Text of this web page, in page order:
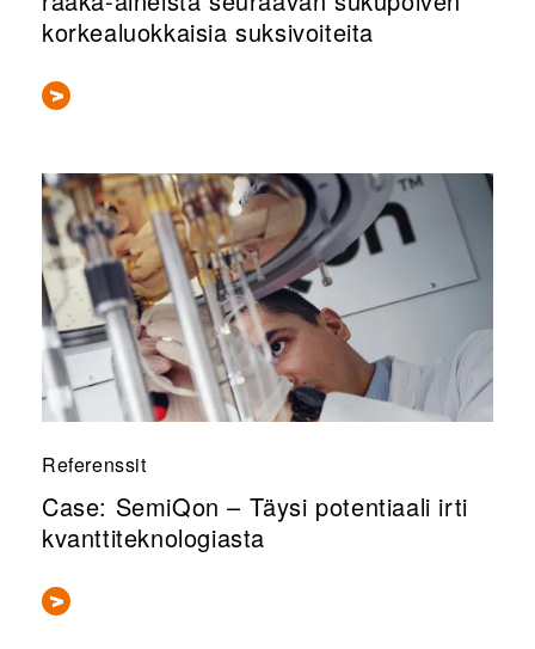
korkealuokkaisia suksivoiteita
Referenssit
Case: SemiQon – Täysi potentiaali irti
kvanttiteknologiasta